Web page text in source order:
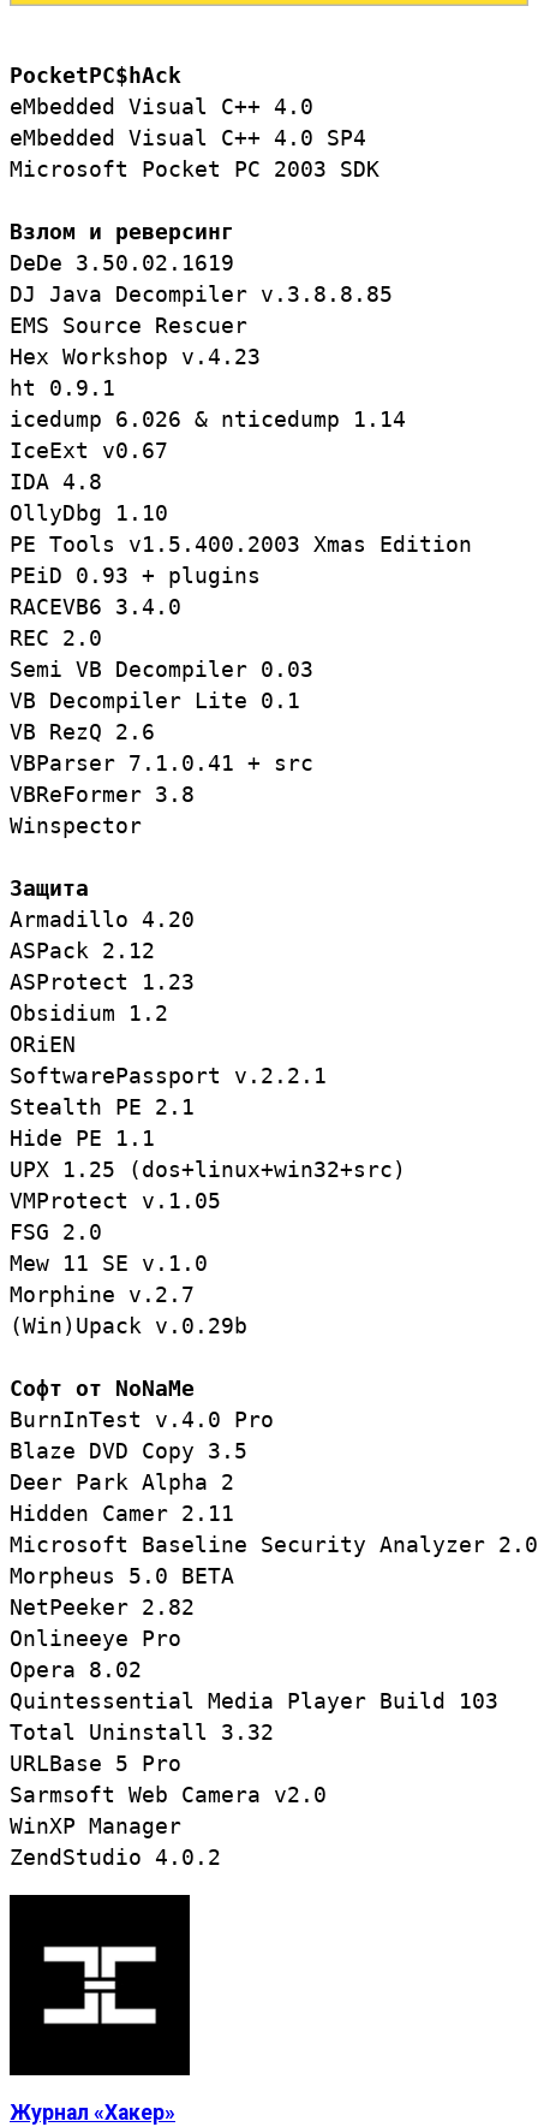
PocketPC$hAck
eMbedded Visual C++ 4.0
eMbedded Visual C++ 4.0 SP4
Microsoft Pocket PC 2003 SDK
Взлом и реверсинг
DeDe 3.50.02.1619
DJ Java Decompiler v.3.8.8.85
EMS Source Rescuer
Hex Workshop v.4.23
ht 0.9.1
icedump 6.026 & nticedump 1.14
IceExt v0.67
IDA 4.8
OllyDbg 1.10
PE Tools v1.5.400.2003 Xmas Edition
PEiD 0.93 + plugins
RACEVB6 3.4.0
REC 2.0
Semi VB Decompiler 0.03
VB Decompiler Lite 0.1
VB RezQ 2.6
VBParser 7.1.0.41 + src
VBReFormer 3.8
Winspector
Защита
Armadillo 4.20
ASPack 2.12
ASProtect 1.23
Obsidium 1.2
ORiEN
SoftwarePassport v.2.2.1
Stealth PE 2.1
Hide PE 1.1
UPX 1.25 (dos+linux+win32+src)
VMProtect v.1.05
FSG 2.0
Mew 11 SE v.1.0
Morphine v.2.7
(Win)Upack v.0.29b
Софт от NoNaMe
BurnInTest v.4.0 Pro
Blaze DVD Copy 3.5
Deer Park Alpha 2
Hidden Camer 2.11
Microsoft Baseline Security Analyzer 2.0
Morpheus 5.0 BETA
NetPeeker 2.82
Onlineeye Pro
Opera 8.02
Quintessential Media Player Build 103
Total Uninstall 3.32
URLBase 5 Pro
Sarmsoft Web Camera v2.0
WinXP Manager
Журнал «Хакер»